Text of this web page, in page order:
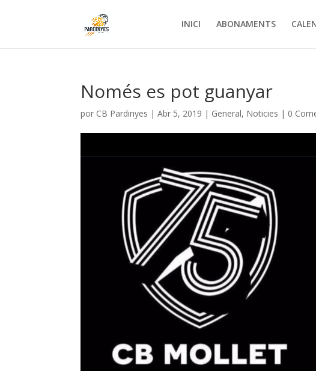
INICI ABONAMENTS
Només es pot guanyar
por CB Pardinyes |Abr 5, 2019 | General, Noticies | 0